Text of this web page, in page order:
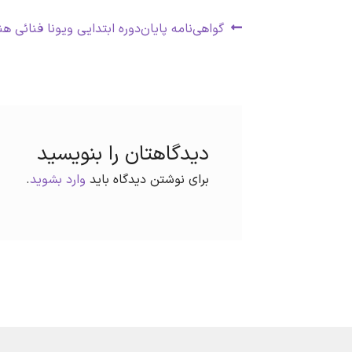
راهبری
نوشتهٔ
گواهی‌‌نامه پایان‌دوره ابتدایی ویونا
دیدگاهتان را بنویسید
برای نوشتن دیدگاه باید وارد بشوید.